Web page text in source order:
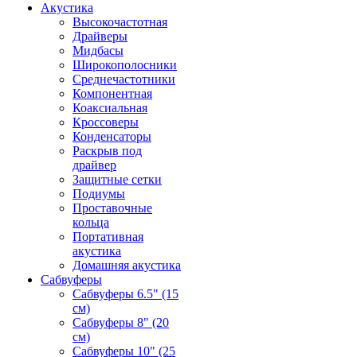
Акустика
Высокочастотная
Драйверы
Мидбасы
Широкополосники
Среднечастотники
Компонентная
Коаксиальная
Кроссоверы
Конденсаторы
Раскрыв под
драйвер
Защитные сетки
Подиумы
Проставочные
кольца
Портативная
акустика
Домашняя акустика
Сабвуферы
Сабвуферы 6.5" (15
см)
Сабвуферы 8" (20
см)
Сабвуферы 10" (25